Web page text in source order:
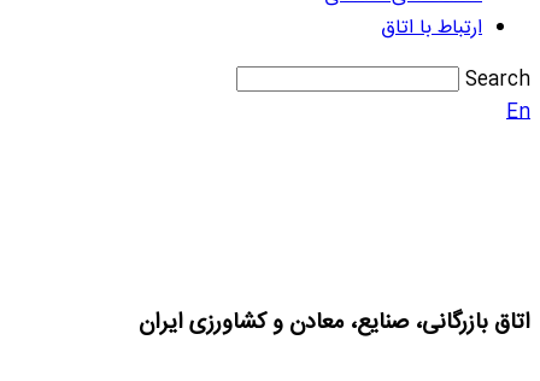
ارتباط با اتاق
Search
En
اتاق بازرگانی، صنایع، معادن و کشاورزی ایران